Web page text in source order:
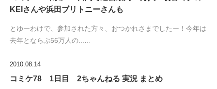
KEIさんや浜田ブリトニーさんも
とゆーわけで、参加された方々、おつかれさまでしたー！今年は
去年とならぶ56万人の...…
2010.08.14
コミケ78 1日目 2ちゃんねる 実況 まとめ